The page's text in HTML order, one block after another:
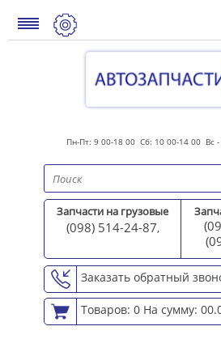
Пн-Пт: 9 00-18 00 Сб: 10 00-14 00 Вс
Запчасти на грузовые
(098) 514-24-87,
Заказать обратный
Товаров: 0 На сумму: